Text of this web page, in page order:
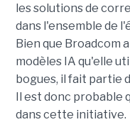
les solutions de
dans l'ensemble de
Bien que Broadcom
modèles IA qu'elle
bogues, il fait partie
Il est donc probable
dans cette initiative.